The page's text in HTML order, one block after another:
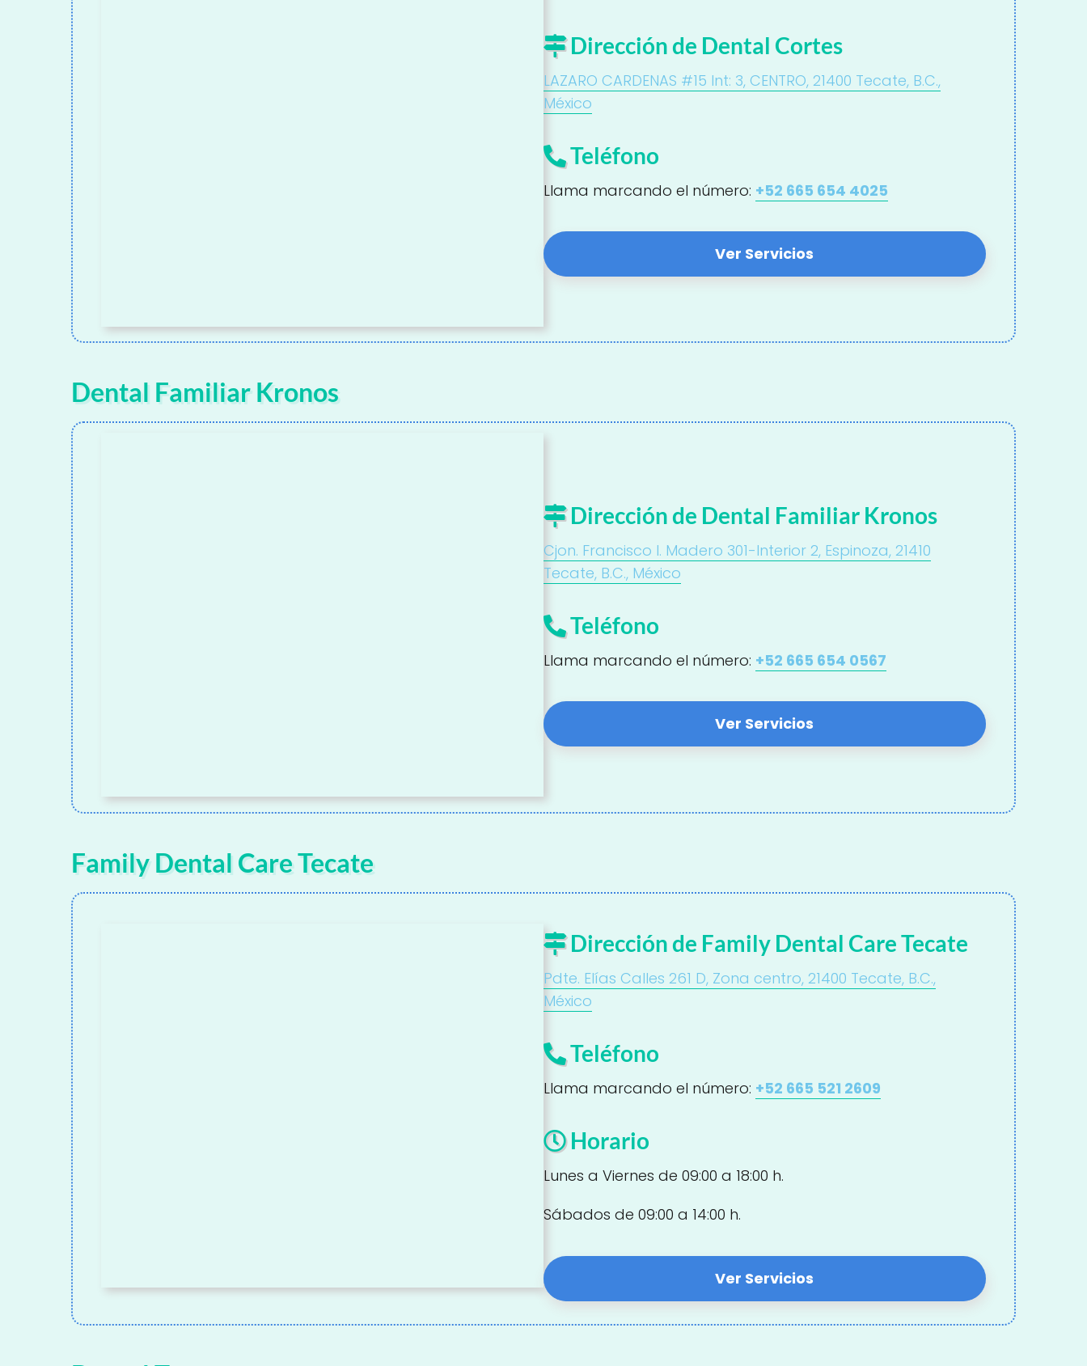
Dirección de Dental Cortes
LAZARO CARDENAS #15 Int: 3, CENTRO, 21400 Tecate, B.C.,
México
Teléfono
Llama marcando el número: +52 665 654 4025
Ver Servicios
Dental Familiar Kronos
Dirección de Dental Familiar Kronos
Cjon. Francisco I. Madero 301-Interior 2, Espinoza, 21410
Tecate, B.C., México
Teléfono
Llama marcando el número: +52 665 654 0567
Ver Servicios
Family Dental Care Tecate
Dirección de Family Dental Care Tecate
Pdte. Elías Calles 261 D, Zona centro, 21400 Tecate, B.C.,
México
Teléfono
Llama marcando el número: +52 665 521 2609
Horario
Lunes a Viernes de 09:00 a 18:00 h.
Sábados de 09:00 a 14:00 h.
Ver Servicios